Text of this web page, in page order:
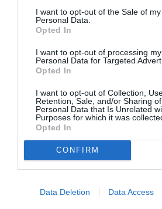
I want to opt-out of the Sale of my
Personal Data.
Opted In
I want to opt-out of processing my
Personal Data for Targeted
Opted In
I want to opt-out of Collection,
Retention, Sale, and/or Sharing
Personal Data that Is Unrelated
Purposes for which it was
Opted In
CONFIRM
Data Deletion Data Access
DERNIERS
Manfoua commenté l'article :
Pyramides, croisières et mer Rouge :
une saison record malgré le